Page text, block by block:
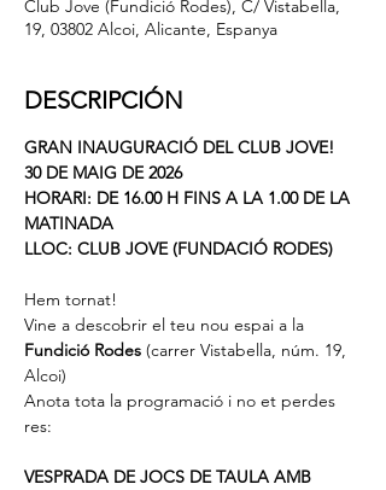
Club Jove (Fundició Rodes), C/ Vistabella,
19, 03802 Alcoi, Alicante, Espanya
DESCRIPCIÓN
GRAN INAUGURACIÓ DEL CLUB JOVE!
30 DE MAIG DE 2026
HORARI: DE 16.00 H FINS A LA 1.00 DE LA
MATINADA
LLOC: CLUB JOVE (FUNDACIÓ RODES)
Hem tornat!
Vine a descobrir el teu nou espai a la
Fundició Rodes (carrer Vistabella, núm. 19,
Alcoi)
Anota tota la programació i no et perdes
res:
VESPRADA DE JOCS DE TAULA AMB